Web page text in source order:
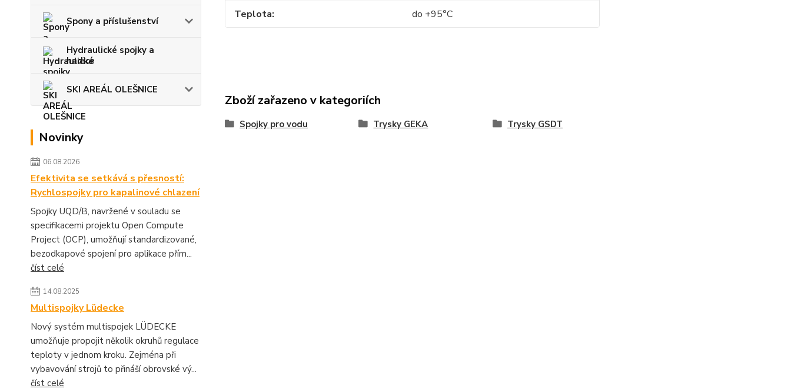
Spony a příslušenství
Hydraulické spojky a
hadice
SKI AREÁL OLEŠNICE
Novinky
06.08.2026
Efektivita se setkává s přesností:
Rychlospojky pro kapalinové chlazení
Spojky UQD/B, navržené v souladu se
specifikacemi projektu Open Compute
Project (OCP), umožňují standardizované,
bezodkapové spojení pro aplikace přím...
číst celé
14.08.2025
Multispojky Lüdecke
Nový systém multispojek LÜDECKE
umožňuje propojit několik okruhů regulace
teploty v jednom kroku. Zejména při
vybavování strojů to přináší obrovské vý...
číst celé
Teplota
do +95°C
Zboží zařazeno v kategoriích
Spojky pro vodu Trysky GEKA Trysky GSDT